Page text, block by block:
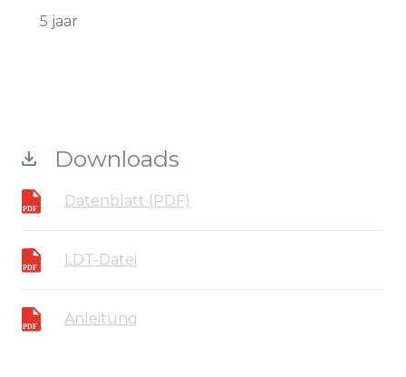
5 jaar
Downloads
Datenblatt (PDF)
LDT-Datei
Anleitung